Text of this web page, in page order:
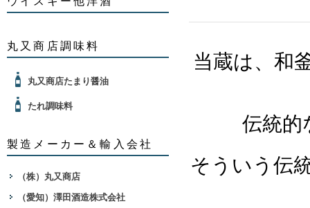
丸又商店調味料
丸又商店たまり醤油
たれ調味料
製造メーカー＆輸入会社
（株）丸又商店
（愛知）澤田酒造株式会社
当蔵は、和
伝統的
そういう伝